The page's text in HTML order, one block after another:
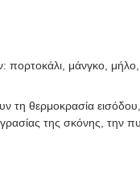
πορτοκάλι, μάνγκο,
τη θερμοκρασία
της σκόνης, την